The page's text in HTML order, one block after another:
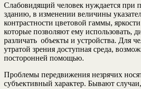
Слабовидящий человек нуждается при
зданию, в изменении величины
контрастности цветовой гаммы,
которые позволяют ему использовать,
различать объекты и устройства. Для
утратой зрения доступная среда,
посторонней помощью.
Проблемы передвижения незрячих
субъективный характер. Бывают